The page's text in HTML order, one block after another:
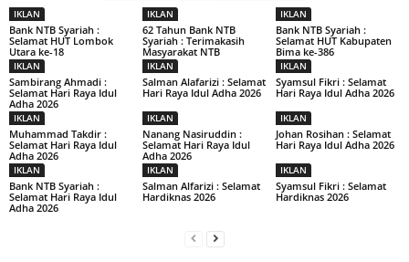
IKLAN
Bank NTB Syariah :
Selamat HUT Lombok
Utara ke-18
IKLAN
62 Tahun Bank NTB
Syariah : Terimakasih
Masyarakat NTB
IKLAN
Bank NTB Syariah :
Selamat HUT Kabupaten
Bima ke-386
IKLAN
Sambirang Ahmadi :
Selamat Hari Raya Idul
Adha 2026
IKLAN
Salman Alafarizi : Selamat
Hari Raya Idul Adha 2026
IKLAN
Syamsul Fikri : Selamat
Hari Raya Idul Adha 2026
IKLAN
Muhammad Takdir :
Selamat Hari Raya Idul
Adha 2026
IKLAN
Nanang Nasiruddin :
Selamat Hari Raya Idul
Adha 2026
IKLAN
Johan Rosihan : Selamat
Hari Raya Idul Adha 2026
IKLAN
Bank NTB Syariah :
Selamat Hari Raya Idul
Adha 2026
IKLAN
Salman Alfarizi : Selamat
Hardiknas 2026
IKLAN
Syamsul Fikri : Selamat
Hardiknas 2026